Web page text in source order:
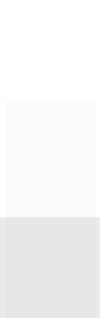
散。在一次偶然
，他却发现自己既
产生敬畏和好奇。这